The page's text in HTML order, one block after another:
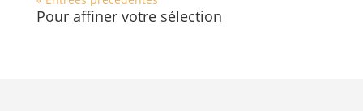
Pour affiner votre sélection